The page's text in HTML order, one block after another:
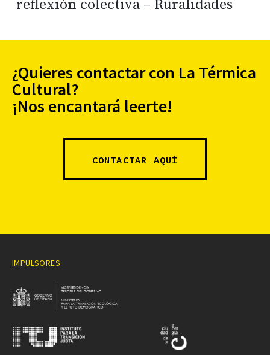
reflexión colectiva – Ruralidades
¿Quieres contactar con La Térmica
Cultural?
¡Nos encantará leerte!
CONTACTAR AQUÍ
IMPULSORES